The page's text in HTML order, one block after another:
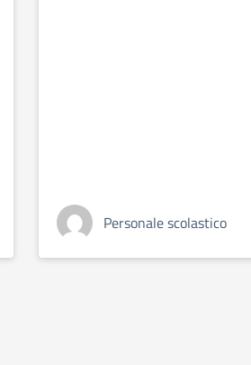
Personale scolastico